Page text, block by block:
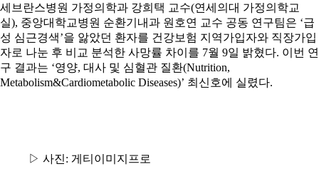
세브란스병원 가정의학과 강희택 교수(연세의대 가정의학교
실), 중앙대학교병원 순환기내과 원호연 교수 공동 연구팀은 ‘급
성 심근경색’을 앓았던 환자를 건강보험 지역가입자와 직장가입
자로 나눈 후 비교 분석한 사망률 차이를 7월 9일 밝혔다. 이번 연
구 결과는 ‘영양, 대사 및 심혈관 질환(Nutrition,
Metabolism&Cardiometabolic Dis­eases)’ 최신호에 실렸다.
▷ 사진: 게티이미지프로